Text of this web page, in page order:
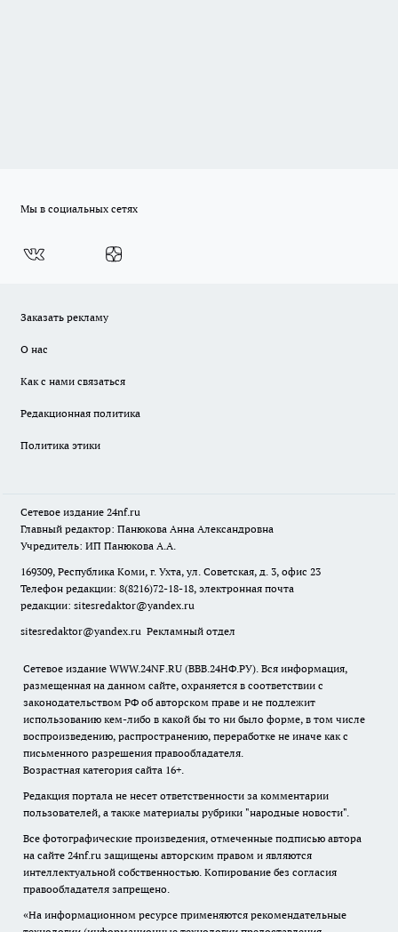
Мы в социальных сетях
Заказать рекламу
О нас
Как с нами связаться
Редакционная политика
Политика этики
Сетевое издание 24nf.ru
Главный редактор: Панюкова Анна Александровна
Учредитель: ИП Панюкова А.А.
169309, Республика Коми, г. Ухта, ул. Советская, д. 3, офис 23
Телефон редакции: 8(8216)72-18-18, электронная почта
редакции: sitesredaktor@yandex.ru
sitesredaktor@yandex.ru Рекламный отдел
Сетевое издание WWW.24NF.RU (ВВВ.24НФ.РУ). Вся информация,
размещенная на данном сайте, охраняется в соответствии с
законодательством РФ об авторском праве и не подлежит
использованию кем-либо в какой бы то ни было форме, в том числе
воспроизведению, распространению, переработке не иначе как с
письменного разрешения правообладателя.
Возрастная категория сайта 16+.
Редакция портала не несет ответственности за комментарии
пользователей, а также материалы рубрики "народные новости".
Все фотографические произведения, отмеченные подписью автора
на сайте 24nf.ru защищены авторским правом и являются
интеллектуальной собственностью. Копирование без согласия
правообладателя запрещено.
«На информационном ресурсе применяются рекомендательные